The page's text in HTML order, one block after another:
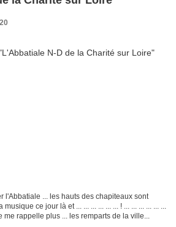
l'Abbatiale ... les hauts des chapiteaux sont
ce jour là et ... ... ... ... ... ... ! ... ... ... ... ... ...
me rappelle plus ... les remparts de la ville...